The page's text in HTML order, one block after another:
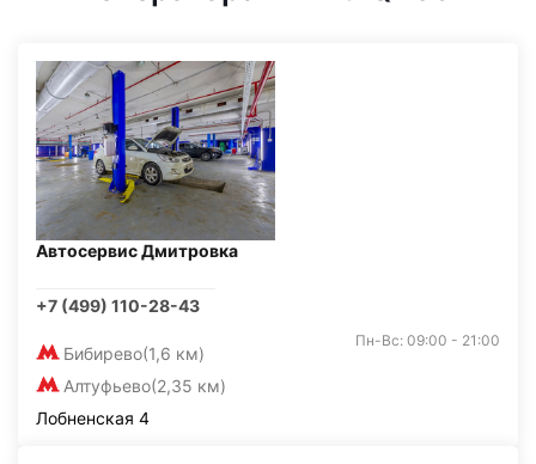
Автосервис Дмитровка
+7 (499) 110-28-43
Бибирево(1,6 км)
Алтуфьево(2,35 км)
Пн-Вс: 09:00 - 21:00
Лобненская 4